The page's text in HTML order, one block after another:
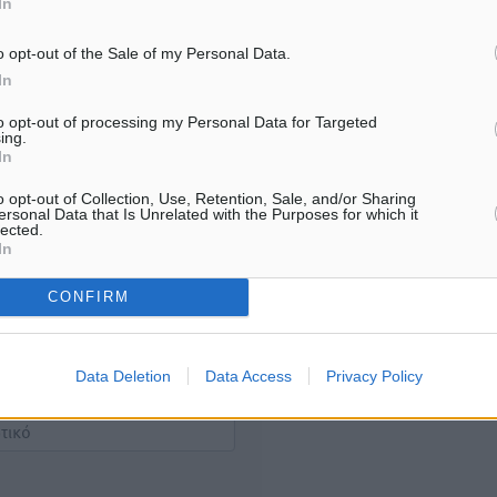
opt-out of the Sale of my Personal Data.
opt-out of processing my Personal Data for Targeted
opt-out of Collection, Use, Retention, Sale, and/or Sharing
Data that Is Unrelated with the Purposes for which it
CONFIRM
Data Deletion Data Access Privacy Policy
Η Δημοκρατική δεν υιοθετεί
όποια σχόλια θεωρούμε
Χρήστες που δεν τηρούν
του σχολίου.
Για την μερική
είναι απαραίτητη η χρήση
άρθρο της Δημοκρατικής.